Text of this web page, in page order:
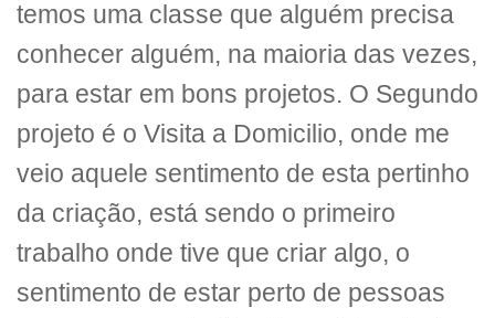
temos uma classe que alguém precisa
conhecer alguém, na maioria das vezes,
para estar em bons projetos. O Segundo
projeto é o Visita a Domicilio, onde me
veio aquele sentimento de esta pertinho
da criação, está sendo o primeiro
trabalho onde tive que criar algo, o
sentimento de estar perto de pessoas